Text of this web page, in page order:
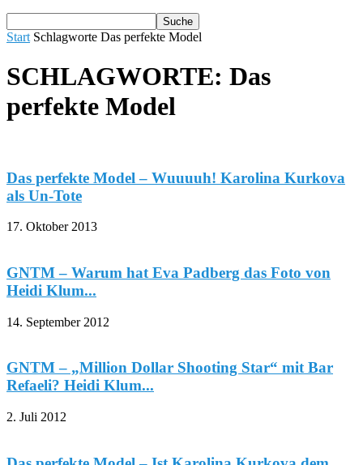
Start Schlagworte Das perfekte Model
SCHLAGWORTE: Das
perfekte Model
Das perfekte Model – Wuuuuh! Karolina Kurkova
als Un-Tote
17. Oktober 2013
GNTM – Warum hat Eva Padberg das Foto von
Heidi Klum...
14. September 2012
GNTM – „Million Dollar Shooting Star“ mit Bar
Refaeli? Heidi Klum...
2. Juli 2012